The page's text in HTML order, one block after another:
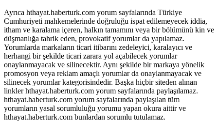
Ayrıca hthayat.haberturk.com yorum sayfalarında Türkiye
Cumhuriyeti mahkemelerinde doğruluğu ispat edilemeyecek iddia,
itham ve karalama içeren, halkın tamamını veya bir bölümünü kin ve
düşmanlığa tahrik eden, provokatif yorumlar da yapılamaz.
Yorumlarda markaların ticari itibarını zedeleyici, karalayıcı ve
herhangi bir şekilde ticari zarara yol açabilecek yorumlar
onaylanmayacak ve silinecektir. Aynı şekilde bir markaya yönelik
promosyon veya reklam amaçlı yorumlar da onaylanmayacak ve
silinecek yorumlar kategorisindedir. Başka hiçbir siteden alınan
linkler hthayat.haberturk.com yorum sayfalarında paylaşılamaz.
hthayat.haberturk.com yorum sayfalarında paylaşılan tüm
yorumların yasal sorumluluğu yorumu yapan okura aittir ve
hthayat.haberturk.com bunlardan sorumlu tutulamaz.